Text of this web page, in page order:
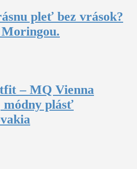
pleť bez vrások?
Moringou.
– MQ Vienna
módny plásť